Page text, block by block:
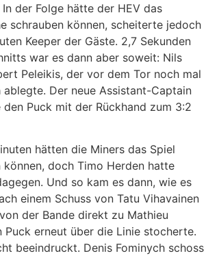
der Folge hätte der HEV das
schrauben können, scheiterte jedoch
Keeper der Gäste. 2,7 Sekunden
war es dann aber soweit: Nils
Peleikis, der vor dem Tor noch mal
ablegte. Der neue Assistant-Captain
Puck mit der Rückhand zum 3:2
hätten die Miners das Spiel
können, doch Timo Herden hatte
Und so kam es dann, wie es
einem Schuss von Tatu Vihavainen
der Bande direkt zu Mathieu
Puck erneut über die Linie stocherte.
beeindruckt. Denis Fominych schoss